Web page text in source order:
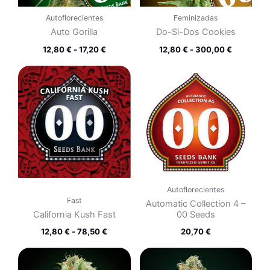
Autoflorecientes
Auto Gorilla
12,80€ - 17,20€
Feminizadas
Do-Si-Dos Cookies
12,80€ - 300,00€
Fast
California Kush Fast
12,80€ - 78,50€
Rango
de
precios:
desde
12,80 €
hasta
78,50 €
Autoflorecientes
Automatic Collection 4 –
00 Seeds
20,70€
Rango
Rango